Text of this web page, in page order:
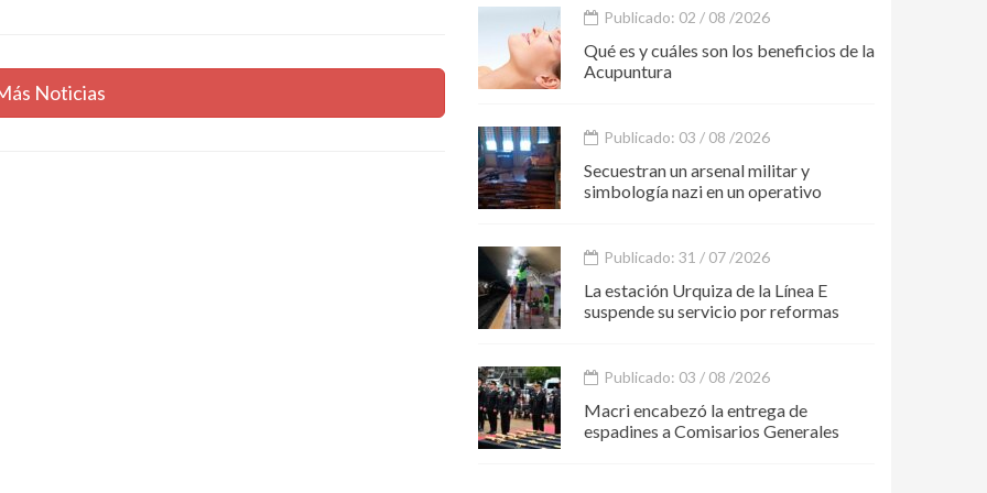
Noticias
Publicado: 02 / 08 /2026
Qué es y cuáles son los beneficios de la
Acupuntura
Publicado: 03 / 08 /2026
Secuestran un arsenal militar y
simbología nazi en un operativo
Publicado: 31 / 07 /2026
La estación Urquiza de la Línea E
suspende su servicio por reformas
Publicado: 03 / 08 /2026
Macri encabezó la entrega de
espadines a Comisarios Generales